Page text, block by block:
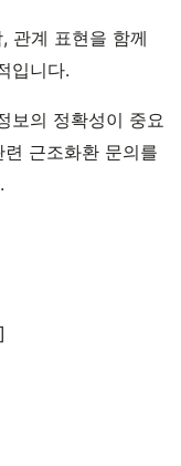
관계 표현을 함께
입니다.
보의 정확성이 중요
근조화환 문의를